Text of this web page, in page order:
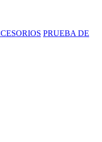
PRUEBA DE